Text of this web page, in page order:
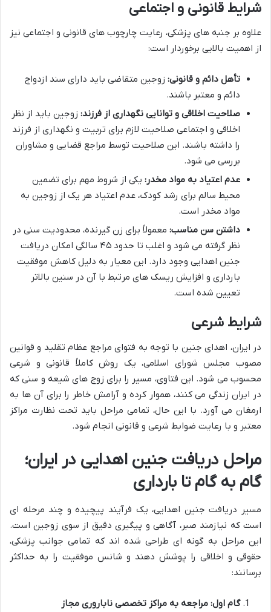
شرایط قانونی و اجتماعی
علاوه بر جنبه های پزشکی، رعایت چارچوب های قانونی و اجتماعی نیز
از اهمیت بالایی برخوردار است:
تأهل دائم و قانونی: زوجین متقاضی باید دارای سند ازدواج
دائم و معتبر باشند.
صلاحیت اخلاقی و توانایی نگهداری از فرزند: زوجین باید از نظر
اخلاقی و اجتماعی صلاحیت لازم برای تربیت و نگهداری از فرزند
را داشته باشند. این صلاحیت توسط مراجع قضایی و مشاوران
بررسی می شود.
عدم اعتیاد به مواد مخدر: یکی از شروط مهم برای تضمین
محیط سالم برای رشد کودک، عدم اعتیاد هر یک از زوجین به
مواد مخدر است.
داشتن سن مناسب: معمولاً برای زن گیرنده، محدودیت سنی در
نظر گرفته می شود و اغلب تا حدود ۴۵ سالگی امکان دریافت
جنین اهدایی وجود دارد. این معیار به دلیل کاهش موفقیت
بارداری و افزایش ریسک های مرتبط با آن در سنین بالاتر
تعیین شده است.
شرایط شرعی
در ایران، اهدای جنین با توجه به فتوای مراجع عظام تقلید و قوانین
مصوب مجلس شورای اسلامی، یک روش کاملاً قانونی و شرعی
محسوب می شود. این فتاوی، مسیر را برای زوج های شیعه و سنی که
در ایران زندگی می کنند، هموار کرده و آرامش خاطر را برای آن ها به
ارمغان می آورد. با این حال، تمامی مراحل باید تحت نظارت مراکز
معتبر و با رعایت ضوابط شرعی و قانونی انجام شود.
مراحل دریافت جنین اهدایی در ایران؛
گام به گام تا بارداری
مسیر دریافت جنین اهدایی، یک فرآیند پیچیده و چند مرحله ای
است که نیازمند صبر، آگاهی و پیگیری دقیق از سوی زوجین است.
این مراحل به گونه ای طراحی شده اند که تمامی جوانب پزشکی،
حقوقی و اخلاقی را پوشش دهند و شانس موفقیت را به حداکثر
برسانند:
گام اول: مراجعه به مراکز تخصصی ناباروری مجاز